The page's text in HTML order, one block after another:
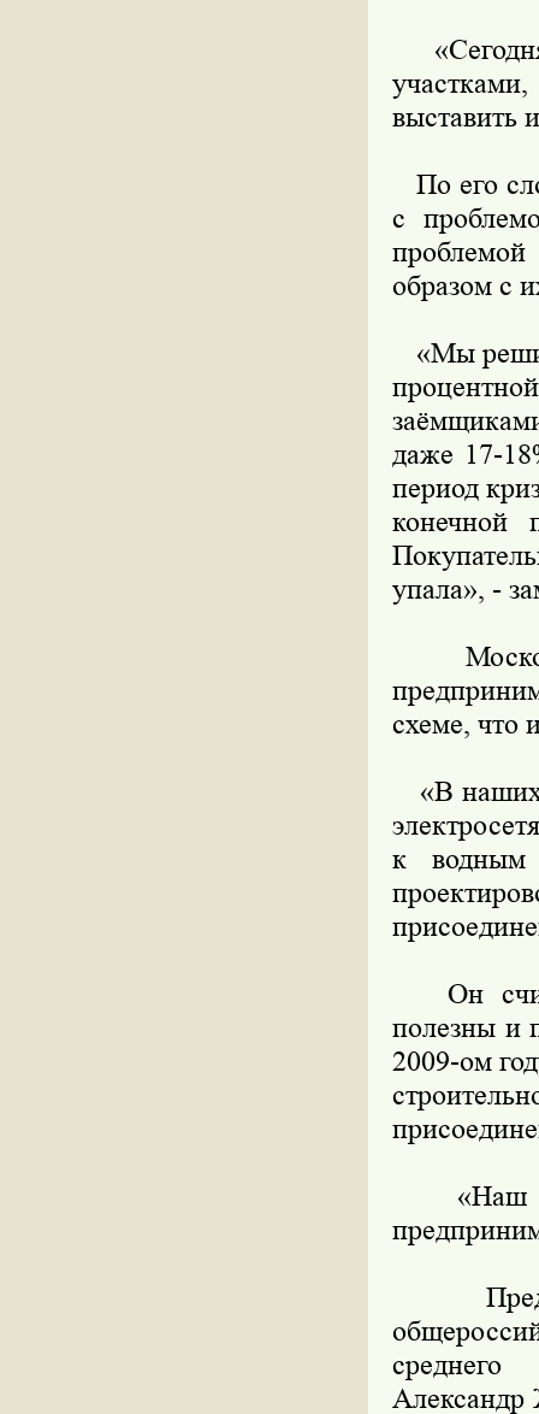
выставить
По его
с
образом с
«Мы
даже 17-
период
конечной
упала», -
схеме, что
«В наших
к водным
Он
полезны и
2009-ом
«Наш
Александр